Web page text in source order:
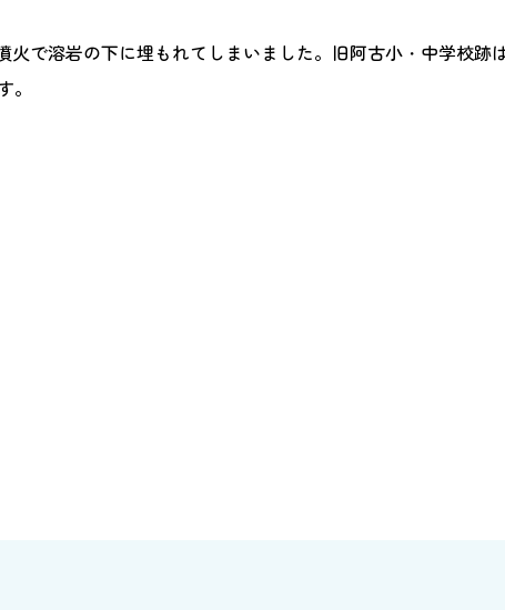
で溶岩の下に埋もれてしまいました。旧阿古小・中学校跡